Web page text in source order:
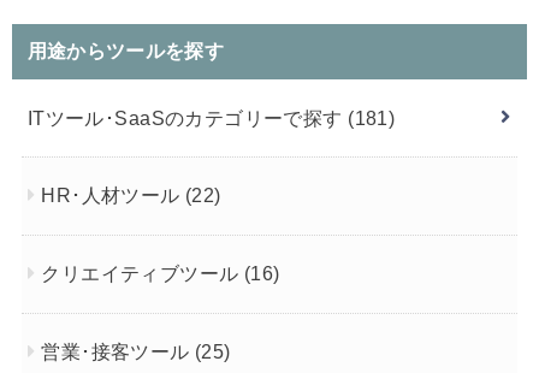
用途からツールを探す
ITツール･SaaSのカテゴリーで探す (181)
HR･人材ツール (22)
クリエイティブツール (16)
営業･接客ツール (25)